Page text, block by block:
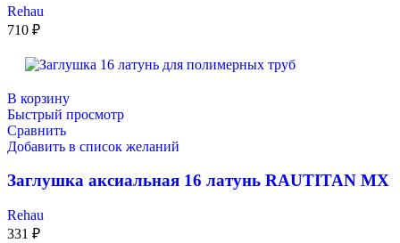
Rehau
710 ₽
В корзину
Быстрый просмотр
Сравнить
Добавить в список желаний
Заглушка аксиальная 16 латунь RAUTITAN MX
Rehau
331 ₽